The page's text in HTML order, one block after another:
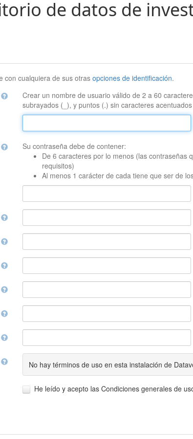
de datos de
con cualquiera de sus otrasopciones de identificación.
Crear un nombre de usuario válido de 2 a 60
subrayados (_), y puntos (.) sin caracteres
Su contraseña debe de contener:
De 6 caracteres por lo menos (las contraseñas
requisitos)
Al menos 1 carácter de cada tiene que ser de
No hay términos de uso en esta instalación de
He leído y acepto las Condiciones generales de